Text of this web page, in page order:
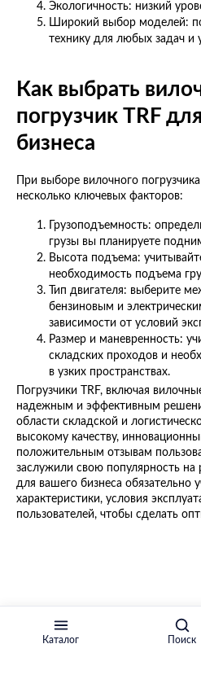
Каталог Поиск
Экологичность: низкий
Широкий выбор моделей:
технику для любых задач и
Как выбрать
погрузчик TRF
бизнеса
При выборе вилочного
несколько ключевых факторов:
Грузоподъемность:
грузы вы планируете
Высота подъема:
необходимость подъема
Тип двигателя: выберите
бензиновым и
зависимости от условий
Размер и маневренность:
складских проходов и
в узких пространствах.
Погрузчики TRF, включая
надежным и эффективным
области складской и
высокому качеству,
положительным отзывам
заслужили свою популярность
для вашего бизнеса обязательно
характеристики, условия
пользователей, чтобы сделать